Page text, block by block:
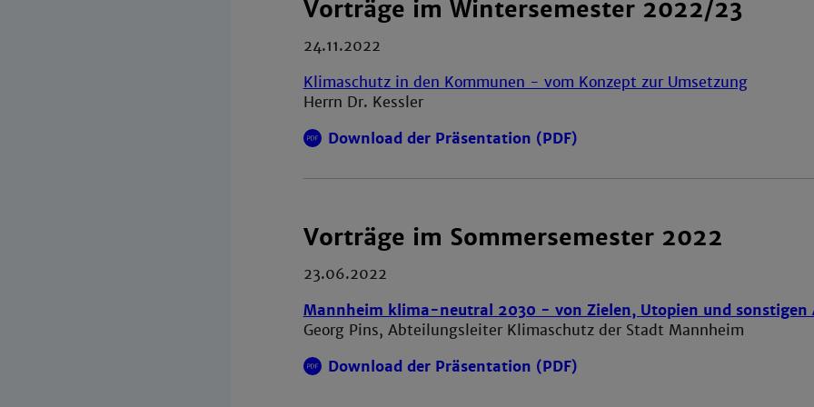
Vorträge im Wintersemester 2022/23
24.11.2022
Klimaschutz in den Kommunen - vom Konzept zur Umsetzung
Herrn Dr. Kessler
Download der Präsentation (PDF)
Vorträge im Sommersemester 2022
23.06.2022
Mannheim klima-neutral 2030 - von Zielen, Utopien und sonstigen
Georg Pins, Abteilungsleiter Klimaschutz der Stadt Mannheim
Download der Präsentation (PDF)